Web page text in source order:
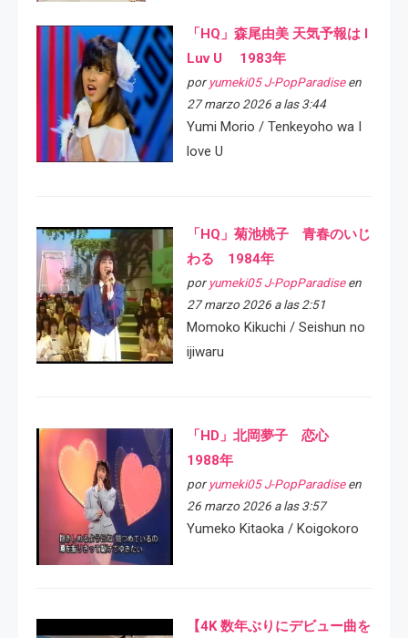
「HQ」森尾由美 天気予報は I
Luv U 1983年
por yumeki05 J-PopParadiseen
27 marzo 2026 a las 3:44
Yumi Morio / Tenkeyoho wa I
love U
「HQ」菊池桃子 青春のいじ
わる 1984年
por yumeki05 J-PopParadiseen
27 marzo 2026 a las 2:51
Momoko Kikuchi / Seishun no
ijiwaru
「HD」北岡夢子 恋心
1988年
por yumeki05 J-PopParadiseen
26 marzo 2026 a las 3:57
Yumeko Kitaoka / Koigokoro
【4K 数年ぶりにデビュー曲を